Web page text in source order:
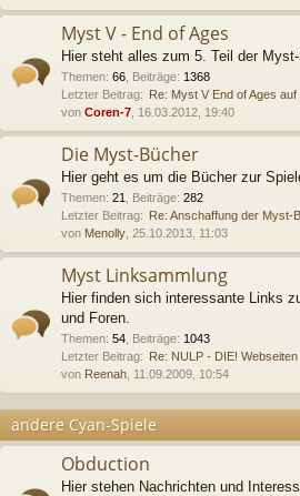
Myst V - End of Ages
Hier steht alles zum 5. Teil der Myst-
Themen: 66 Beiträge: 1368
Letzter Beitrag: Re: Myst V End of Ages auf
von Coren-7 , 16.03.2012, 19:40
Die Myst-Bücher
Hier geht es um die Bücher zur
Themen: 21 Beiträge: 282
Letzter Beitrag: Re: Anschaffung der Myst-
von Menolly , 25.10.2013, 11:03
Myst Linksammlung
Hier finden sich interessante Links
und Foren.
Themen: 54 Beiträge: 1043
Letzter Beitrag: Re: NULP - DIE! Webseiten
von Reenah , 11.09.2009, 10:54
andere Cyan-Spiele
Obduction
Hier stehen Nachrichten und